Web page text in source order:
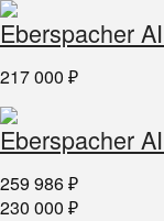
Eberspacher
217 000 ₽
Eberspacher
259 986 ₽
230 000 ₽